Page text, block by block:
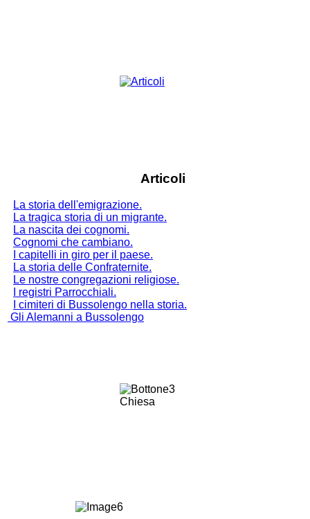
Articoli
La storia dell'emigrazione.
La tragica storia di un migrante.
La nascita dei cognomi.
Cognomi che cambiano.
I capitelli in giro per il paese.
La storia delle Confraternite.
Le nostre congregazioni religiose.
I registri Parrocchiali.
I cimiteri di Bussolengo nella storia.
Gli Alemanni a Bussolengo